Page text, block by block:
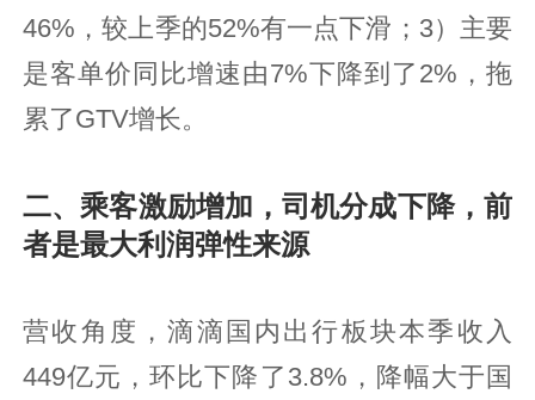
46%，较上季的52%有一点下滑；3）主要
是客单价同比增速由7%下降到了2%，拖
累了GTV增长。
二、乘客激励增加，司机分成下降，前
者是最大利润弹性来源
营收角度，滴滴国内出行板块本季收入
449亿元，环比下降了3.8%，降幅大于国